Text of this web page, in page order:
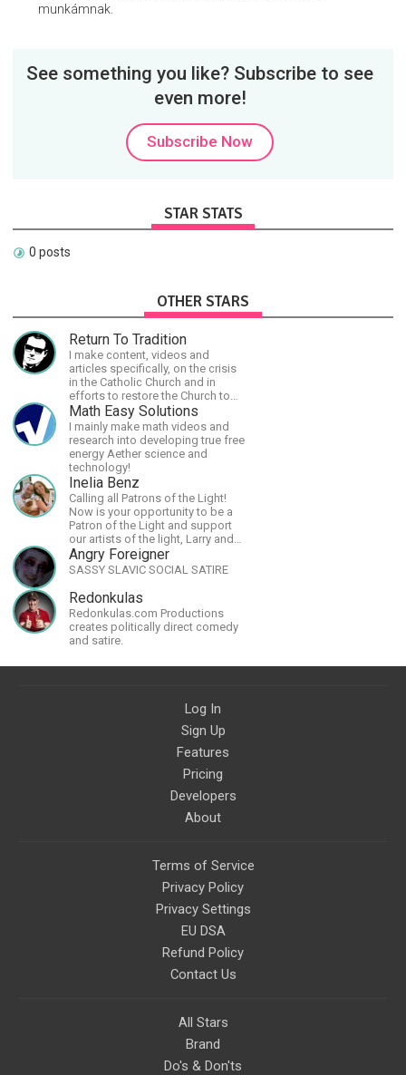
munkámnak.
See something you like? Subscribe to see
even more!
Subscribe Now
STAR STATS
0 posts
OTHER STARS
Return To Tradition
I make content, videos and
articles specifically, on the crisis
in the Catholic Church and in
efforts to restore the Church to
its proper greatness
Math Easy Solutions
I mainly make math videos and
research into developing true free
energy Aether science and
technology!
Inelia Benz
Calling all Patrons of the Light!
Now is your opportunity to be a
Patron of the Light and support
our artists of the light, Larry and
Inelia, in empowering and lighting
up the planet. By joining the
for them to create classes,
podcasts, meditations,
workshops, art, books, articles,
and more, covering an array of
topics like mysticism,
Paradigm. Let’s embody the Light
Angry Foreigner
SASSY SLAVIC SOCIAL SATIRE
Redonkulas
Redonkulas.com Productions
creates politically direct comedy
and satire.
Log In
Sign Up
Features
Pricing
Developers
About
Terms of Service
Privacy Policy
Privacy Settings
EU DSA
Refund Policy
Contact Us
All Stars
Brand
Do's & Don'ts